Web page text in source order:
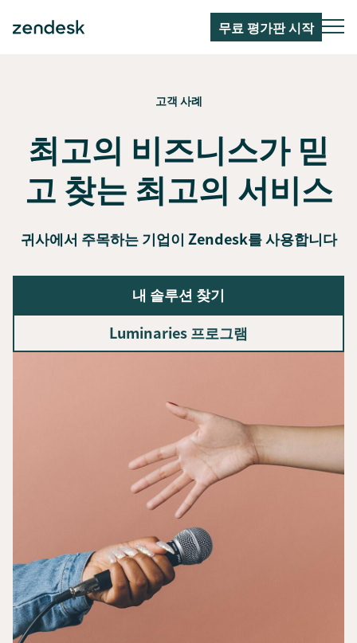
무료 평가판 시작
고객 사례
최고의 비즈니스가 믿
고 찾는 최고의 서비스
귀사에서 주목하는 기업이 Zendesk를 사용합니다
내 솔루션 찾기
Luminaries 프로그램